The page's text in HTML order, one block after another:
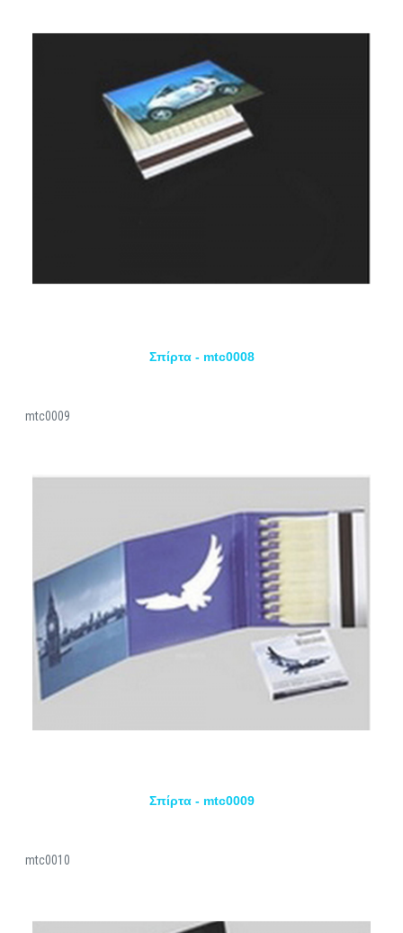
Σπίρτα - mtc0008
mtc0009
Σπίρτα - mtc0009
mtc0010